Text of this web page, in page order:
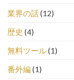
業界の話(12)
歴史 (4)
無料ツール(1)
番外編(1)